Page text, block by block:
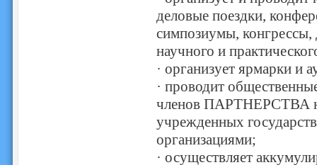
деловые поездки,
симпозиумы, конгрессы,
научного и
· организует ярмарки и
· проводит
членов ПАРТНЕРСТВА
учрежденных
организациями;
· осуществляет